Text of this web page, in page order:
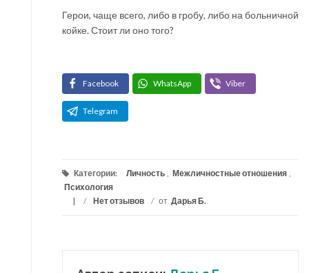
Герои, чаще всего, либо в гробу, либо на больничной
койке. Стоит ли оно того?
Facebook WhatsApp Viber
Telegram
Категории: Личность , Межличностные отношения ,
Психология
/
Нет отзывов / от Дарья Б.